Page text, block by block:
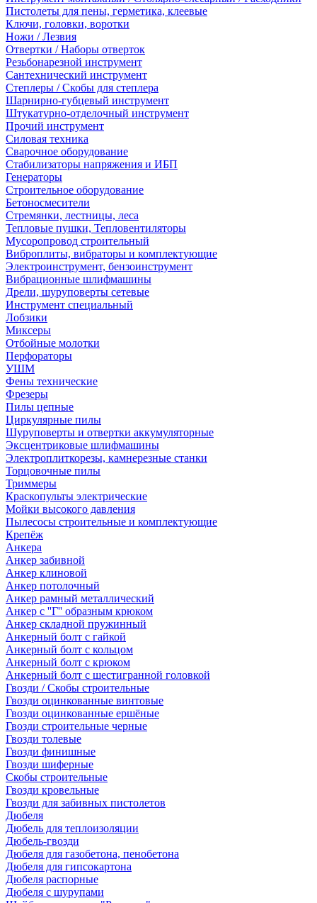
Пистолеты для пены, герметика, клеевые
Ключи, головки, воротки
Ножи / Лезвия
Отвертки / Наборы отверток
Резьбонарезной инструмент
Сантехнический инструмент
Степлеры / Скобы для степлера
Шарнирно-губцевый инструмент
Штукатурно-отделочный инструмент
Прочий инструмент
Силовая техника
Сварочное оборудование
Стабилизаторы напряжения и ИБП
Генераторы
Строительное оборудование
Бетоносмесители
Стремянки, лестницы, леса
Тепловые пушки, Тепловентиляторы
Мусоропровод строительный
Виброплиты, вибраторы и комплектующие
Электроинструмент, бензоинструмент
Вибрационные шлифмашины
Дрели, шуруповерты сетевые
Инструмент специальный
Лобзики
Миксеры
Отбойные молотки
Перфораторы
УШМ
Фены технические
Фрезеры
Пилы цепные
Циркулярные пилы
Шуруповерты и отвертки аккумуляторные
Эксцентриковые шлифмашины
Электроплиткорезы, камнерезные станки
Торцовочные пилы
Триммеры
Краскопульты электрические
Мойки высокого давления
Пылесосы строительные и комплектующие
Крепёж
Анкера
Анкер забивной
Анкер клиновой
Анкер потолочный
Анкер рамный металлический
Анкер с ''Г'' образным крюком
Анкер складной пружинный
Анкерный болт с гайкой
Анкерный болт с кольцом
Анкерный болт с крюком
Анкерный болт с шестигранной головкой
Гвозди / Скобы строительные
Гвозди оцинкованные винтовые
Гвозди оцинкованные ершёные
Гвозди строительные черные
Гвозди толевые
Гвозди финишные
Гвозди шиферные
Скобы строительные
Гвозди кровельные
Гвозди для забивных пистолетов
Дюбеля
Дюбель для теплоизоляции
Дюбель-гвозди
Дюбеля для газобетона, пенобетона
Дюбеля для гипсокартона
Дюбеля распорные
Дюбеля с шурупами